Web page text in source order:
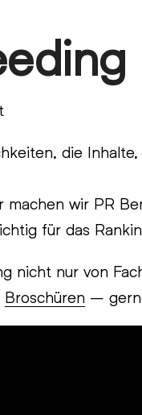
die
machen wir PR
für das
nicht nur von
Broschüren –